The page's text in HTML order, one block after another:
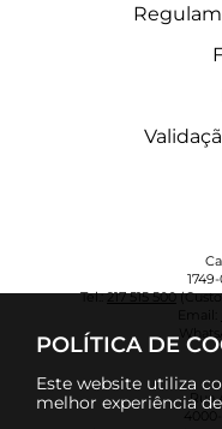
POLÍTICA DE
Este website utiliza
melhor experiência
Tel.:217 515 500
Rua